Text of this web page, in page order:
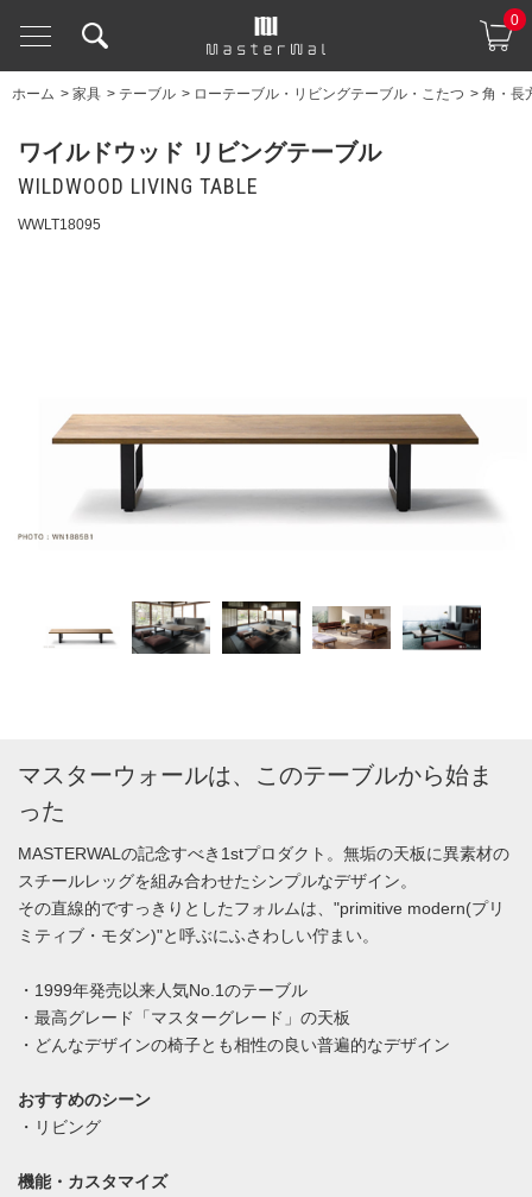
0
ホーム > 家具 > テーブル > ローテーブル・リビングテーブル・こたつ > 角・長
ワイルドウッド リビングテーブル
WILDWOOD LIVING TABLE
WWLT18095
マスターウォールは、このテーブルから始ま
った
MASTERWALの記念すべき1stプロダクト。無垢の天板に異素材の
スチールレッグを組み合わせたシンプルなデザイン。
その直線的ですっきりとしたフォルムは、"primitive modern(プリ
ミティブ・モダン)"と呼ぶにふさわしい佇まい。
・1999年発売以来人気No.1のテーブル
・最高グレード「マスターグレード」の天板
・どんなデザインの椅子とも相性の良い普遍的なデザイン
おすすめのシーン
・リビング
機能・カスタマイズ